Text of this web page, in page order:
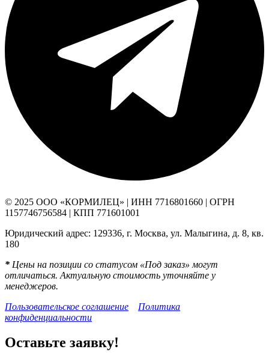
© 2025 ООО «КОРМИЛЕЦ» | ИНН 7716801660 | ОГРН
1157746756584 | КПП 771601001
Юридический адрес: 129336, г. Москва, ул. Малыгина, д. 8, кв.
180
* Цены на позиции со статусом «Под заказ» могут
отличаться. Актуальную стоимость уточняйте у
менеджеров.
Пользовательское соглашение
Политика
конфиденциальности
Оставьте заявку!